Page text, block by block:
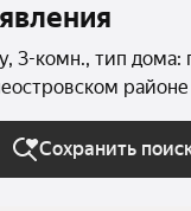
3-комн., тип дома:
Сохранить